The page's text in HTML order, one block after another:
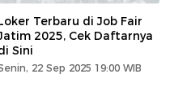
Terbaru di Job Fair
2025, Cek Daftarnya
Sini
22 Sep 2025 19:00 WIB